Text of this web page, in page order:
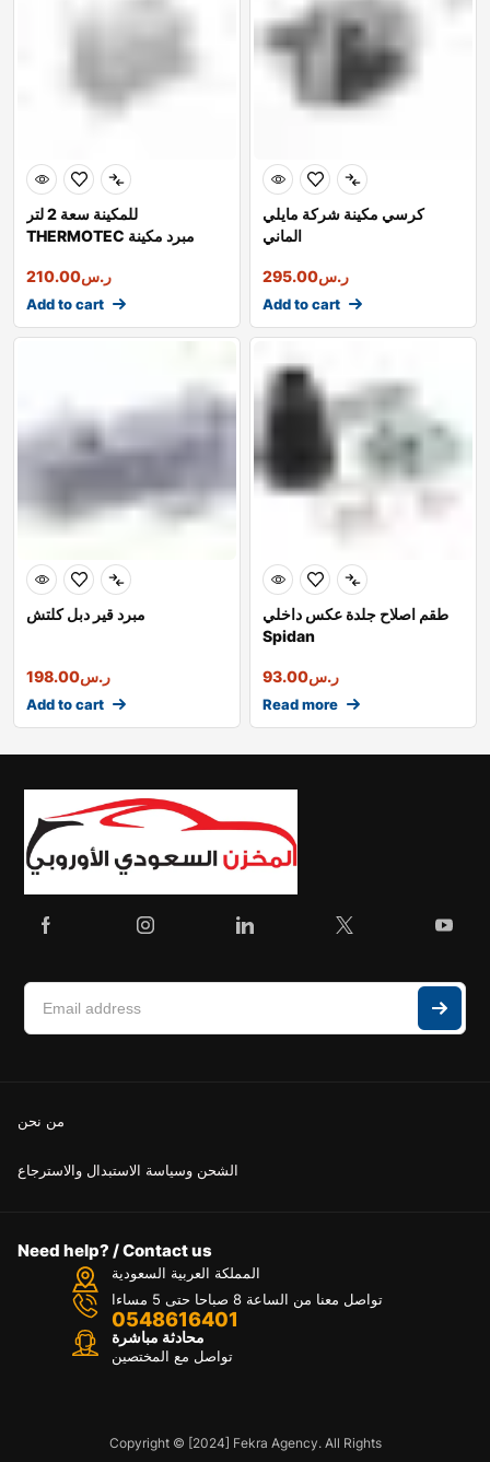
للمكينة سعة 2 لتر
THERMOTEC مبرد مكينة
ر.س210.00
Add to cart
كرسي مكينة شركة مايلي
الماني
ر.س295.00
Add to cart
مبرد قير دبل كلتش
ر.س198.00
Add to cart
طقم اصلاح جلدة عكس داخلي
Spidan
ر.س93.00
Read more
من نحن
الشحن وسياسة الاستبدال والاسترجاع
Need help? / Contact us
المملكة العربية السعودية
تواصل معنا من الساعة 8 صباحا حتى 5 مساءا
0548616401
محادثة مباشرة
تواصل مع المختصين
Copyright © [2024] Fekra Agency. All Rights